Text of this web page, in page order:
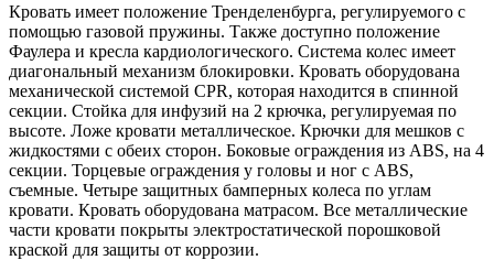
Кровать имеет положение Тренделенбурга, регулируемого с
помощью газовой пружины. Также доступно положение
Фаулера и кресла кардиологического. Система колес имеет
диагональный механизм блокировки. Кровать оборудована
механической системой CPR, которая находится в спинной
секции. Стойка для инфузий на 2 крючка, регулируемая по
высоте. Ложе кровати металлическое. Крючки для мешков с
жидкостями с обеих сторон. Боковые ограждения из ABS, на 4
секции. Торцевые ограждения у головы и ног с ABS,
съемные. Четыре защитных бамперных колеса по углам
кровати. Кровать оборудована матрасом. Все металлические
части кровати покрыты электростатической порошковой
краской для защиты от коррозии.